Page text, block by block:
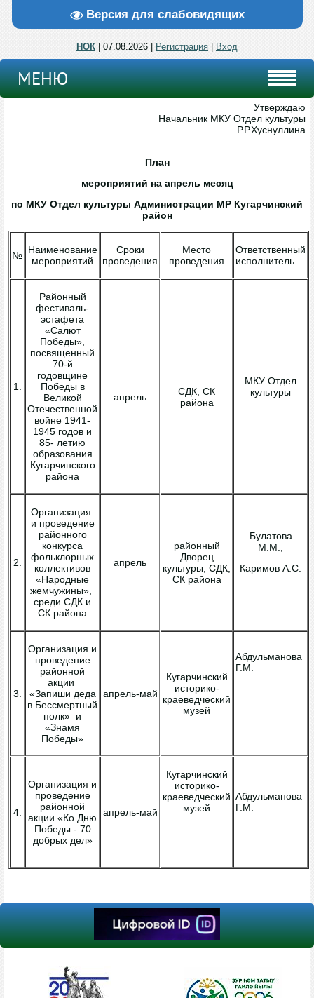
Версия для слабовидящих
НОК | 07.08.2026 | Регистрация Вход
МЕНЮ
Утверждаю
Начальник МКУ Отдел культуры
_____________ Р.Р.Хуснуллина
План
мероприятий на апрель месяц
по МКУ Отдел культуры Администрации МР Кугарчинский
район
№ Наименование
мероприятий
Сроки
проведения
Место
проведения
Ответственный
исполнитель
1.
Районный
фестиваль-
эстафета
«Салют
Победы»,
посвященный
70-й
годовщине
Победы в
Великой
Отечественной
войне 1941-
1945 годов и
85- летию
образования
Кугарчинского
района
апрель
СДК, СК
района
МКУ Отдел
культуры
2.
Организация
и проведение
районного
конкурса
фольклорных
коллективов
«Народные
жемчужины»,
среди СДК и
СК района
апрель
районный
Дворец
культуры, СДК,
СК района
Булатова
М.М.,
Каримов А.С.
3.
Организация и
проведение
районной
акции
«Запиши деда
в Бессмертный
полк» и
«Знамя
Победы»
апрель-май
Кугарчинский
историко-
краеведческий
музей
Абдульманова
Г.М.
4.
Организация и
проведение
районной
акции «Ко Дню
Победы - 70
добрых дел»
апрель-май
Кугарчинский
историко-
краеведческий
музей
Абдульманова
Г.М.